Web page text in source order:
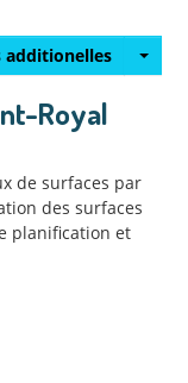
additionelles
Royal
de surfaces par
des surfaces
planification et